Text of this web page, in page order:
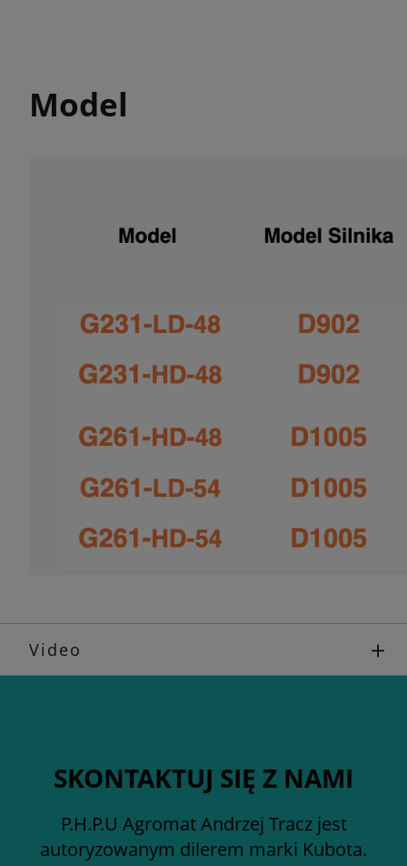
Model
Video
SKONTAKTUJ SIĘ Z NAMI
P.H.P.U Agromat Andrzej Tracz jest
autoryzowanym dilerem marki Kubota.